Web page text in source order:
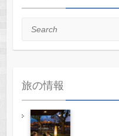
Search
旅の情報